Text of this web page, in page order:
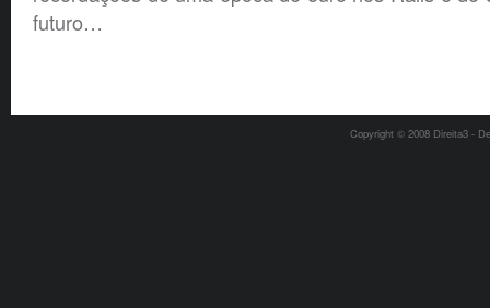
futuro…
Copyright © 2008 Direita3 -